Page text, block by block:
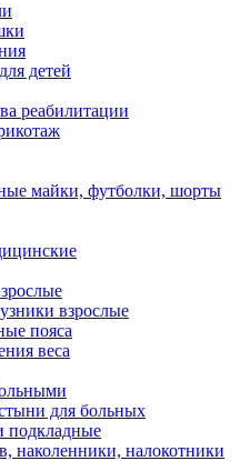
детей
реабилитации
майки, футболки, шорты
взрослые
пояса
веса
для больных
подкладные
наколенники, налокотники